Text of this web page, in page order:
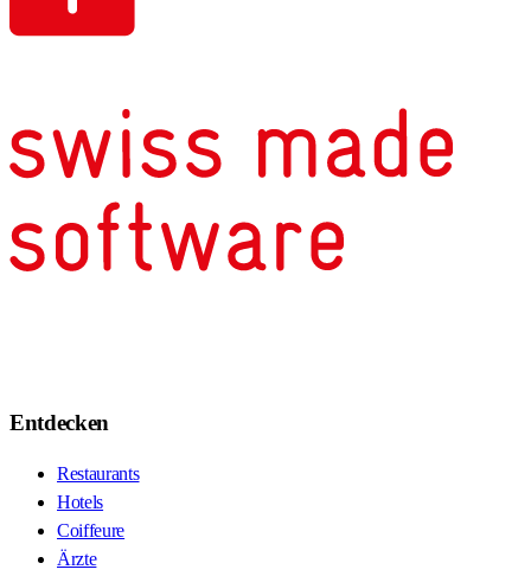
Entdecken
Restaurants
Hotels
Coiffeure
Ärzte